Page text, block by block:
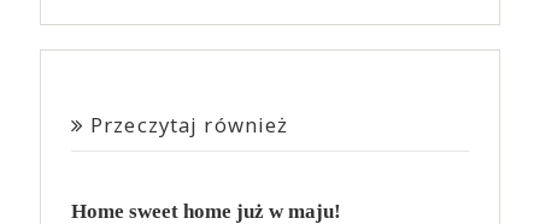
Przeczytaj również
Home sweet home już w maju!